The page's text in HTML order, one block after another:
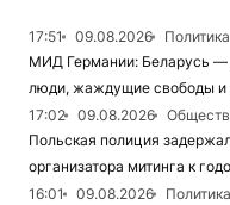
17:51 09.08.2026
Политика
МИД Германии: Беларусь —
люди, жаждущие свободы и
17:02
09.08.2026
Польская полиция
организатора митинга к
16:01
09.08.2026
Политика